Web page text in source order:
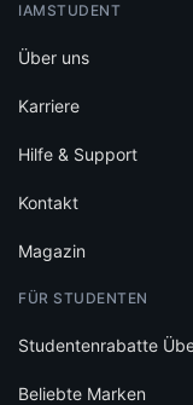
IAMSTUDENT
Über uns
Karriere
Hilfe & Support
Kontakt
Magazin
FÜR STUDENTEN
Studentenrabatte
Beliebte Marken